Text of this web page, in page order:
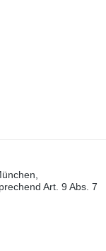
Art. 9 Abs. 7